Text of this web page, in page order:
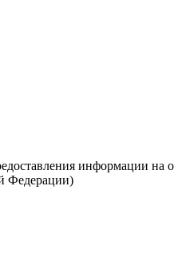
информации на
Федерации)